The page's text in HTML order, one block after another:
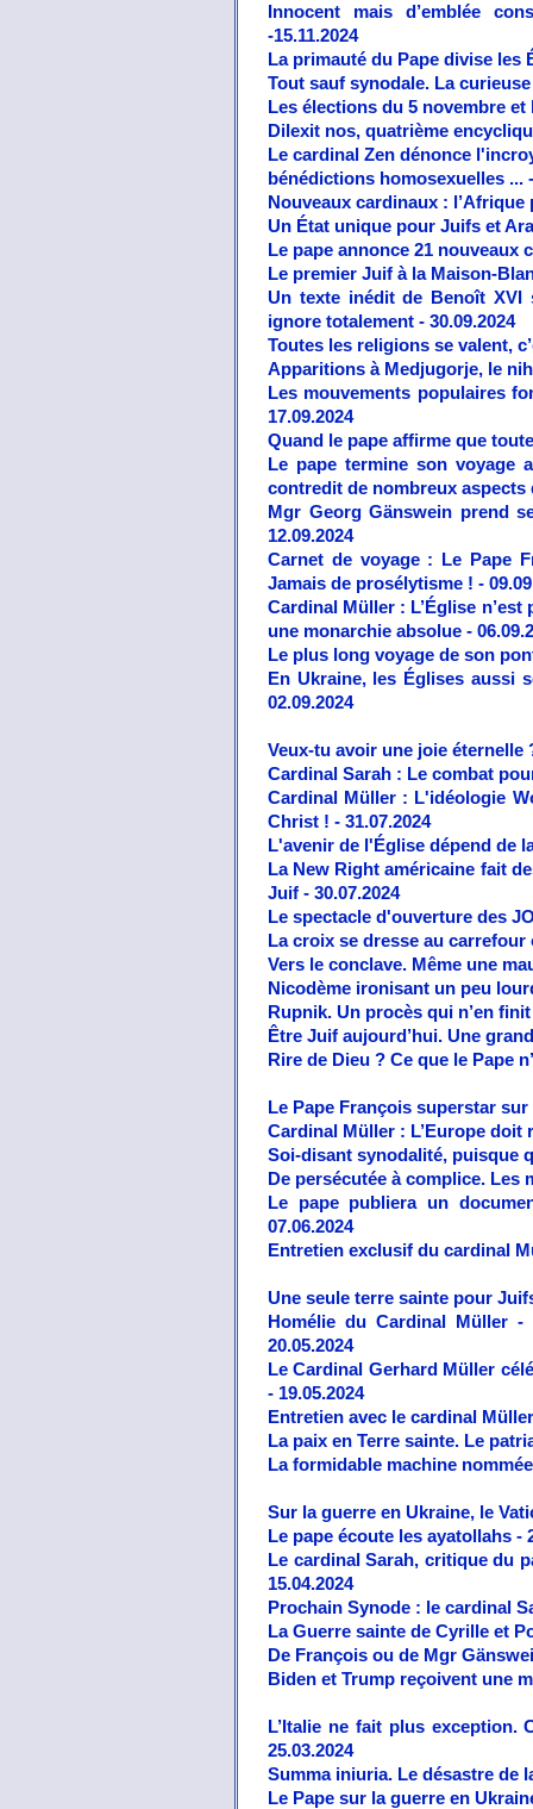
Innocent mais d’emblée
-15.11.2024
La primauté du Pape divise les
Tout sauf synodale. La
Les élections du 5 novembre
Dilexit nos, quatrième
Le cardinal Zen dénonce
bénédictions homosexuelles ...
Nouveaux cardinaux :
Un État unique pour Juifs et
Le pape annonce 21 nouveaux
Le premier Juif à la Maison-
Un texte inédit de Benoît XVI
ignore totalement - 30.09.2024
Toutes les religions se valent,
Apparitions à Medjugorje, le
Les mouvements populaires
17.09.2024
Quand le pape affirme que
Le pape termine son voyage
contredit de nombreux aspects
Mgr Georg Gänswein prend
12.09.2024
Carnet de voyage : Le Pape
Jamais de prosélytisme ! -
Cardinal Müller : L’Église
une monarchie absolue -
Le plus long voyage de son
En Ukraine, les Églises aussi
02.09.2024
Veux-tu avoir une joie éternelle
Cardinal Sarah : Le combat
Cardinal Müller : L'idéologie
Christ ! - 31.07.2024
L'avenir de l'Église dépend de
La New Right américaine fait
Juif - 30.07.2024
Le spectacle d'ouverture des
La croix se dresse au carrefour
Vers le conclave. Même une
Nicodème ironisant un peu
Rupnik. Un procès qui n’en
Être Juif aujourd’hui. Une
Rire de Dieu ? Ce que le Pape
Le Pape François superstar
Cardinal Müller : L’Europe doit
Soi-disant synodalité, puisque
De persécutée à complice. Les
Le pape publiera un
07.06.2024
Entretien exclusif du cardinal
Une seule terre sainte pour
Homélie du Cardinal Müller
20.05.2024
Le Cardinal Gerhard Müller
- 19.05.2024
Entretien avec le cardinal
La paix en Terre sainte. Le
La formidable machine
Sur la guerre en Ukraine, le
Le pape écoute les ayatollahs -
Le cardinal Sarah, critique du
15.04.2024
Prochain Synode : le cardinal
La Guerre sainte de Cyrille et
De François ou de Mgr
Biden et Trump reçoivent une
L’Italie ne fait plus
25.03.2024
Summa iniuria. Le désastre de
Le Pape sur la guerre en